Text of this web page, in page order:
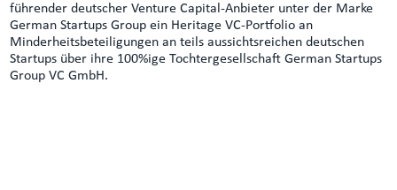
führender deutscher Venture Capital-Anbieter unter der Marke
German Startups Group ein Heritage VC-Portfolio an
Minderheitsbeteiligungen an teils aussichtsreichen deutschen
Startups über ihre 100%ige Tochtergesellschaft German Startups
Group VC GmbH.